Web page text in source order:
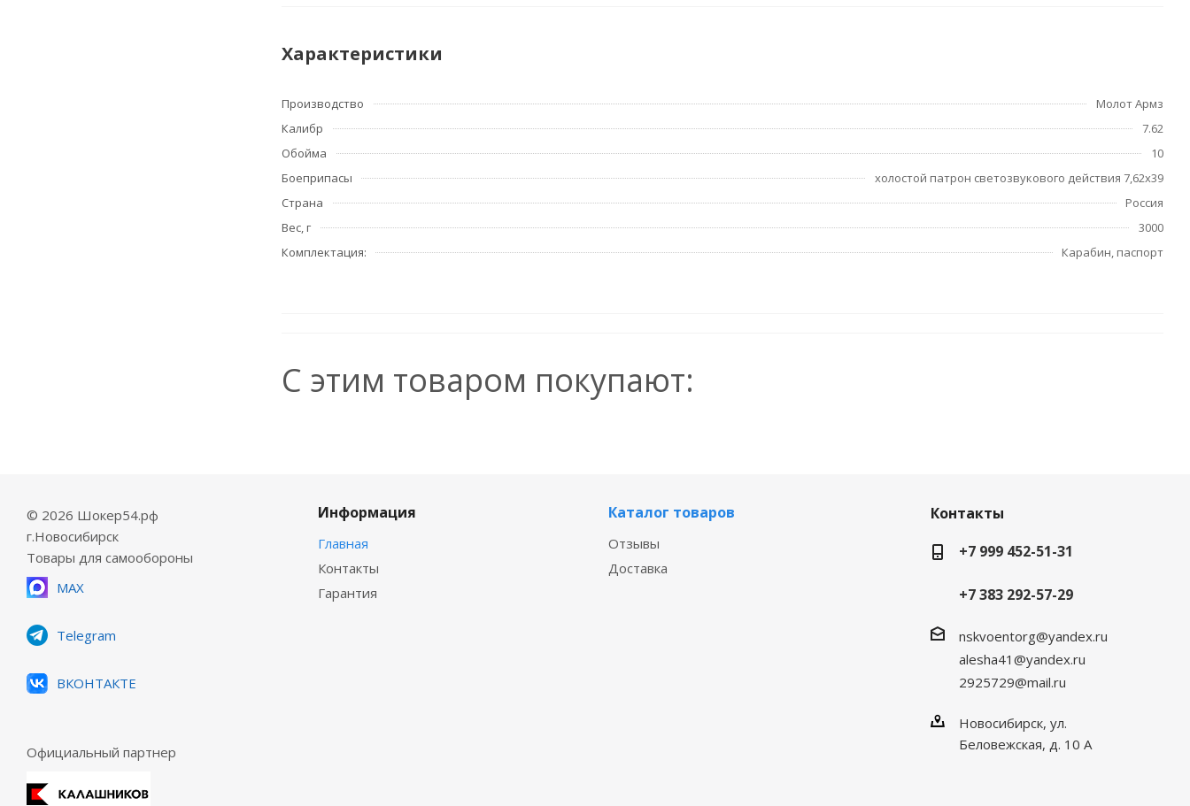
Характеристики
Производство
Молот Армз
Калибр
7.62
Обойма
10
Боеприпасы
холостой патрон светозвукового действия 7,62х39
Страна
Россия
Вес, г
3000
Комплектация:
Карабин, паспорт
С этим товаром покупают:
© 2026 Шокер54.рф
г.Новосибирск
Товары для самообороны
MAX
Telegram
ВКОНТАКТЕ
Официальный партнер
Информация
Главная
Контакты
Гарантия
Каталог товаров
Отзывы
Доставка
Контакты
+7 999 452-51-31
+7 383 292-57-29
nskvoentorg@yandex.ru
alesha41@yandex.ru
2925729@mail.ru
Новосибирск, ул.
Беловежская, д. 10 А